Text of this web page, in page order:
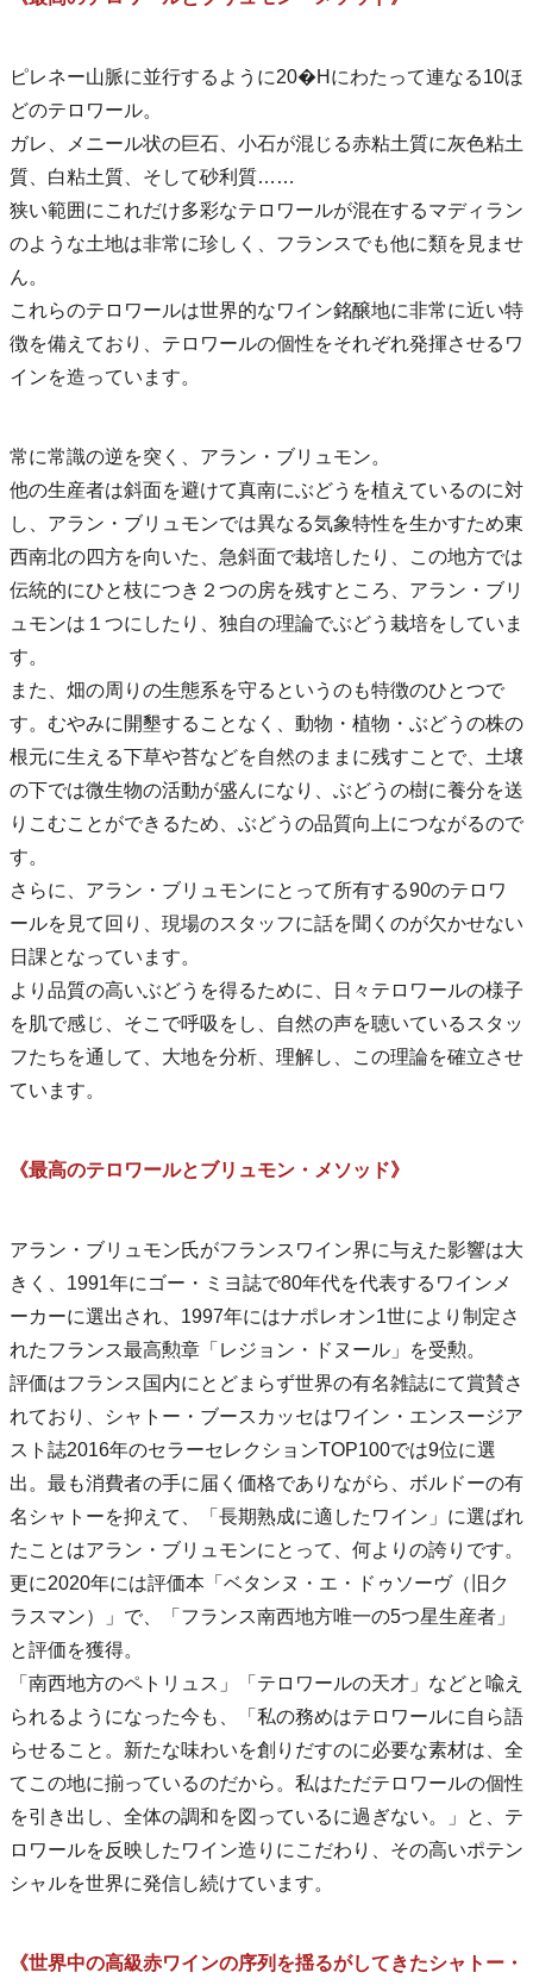
ピレネー山脈に並行するように20�Hにわたって連なる10ほ
どのテロワール。
ガレ、メニール状の巨石、小石が混じる赤粘土質に灰色粘土
質、白粘土質、そして砂利質……
狭い範囲にこれだけ多彩なテロワールが混在するマディラン
のような土地は非常に珍しく、フランスでも他に類を見ませ
ん。
これらのテロワールは世界的なワイン銘醸地に非常に近い特
徴を備えており、テロワールの個性をそれぞれ発揮させるワ
インを造っています。
常に常識の逆を突く、アラン・ブリュモン。
他の生産者は斜面を避けて真南にぶどうを植えているのに対
し、アラン・ブリュモンでは異なる気象特性を生かすため東
西南北の四方を向いた、急斜面で栽培したり、この地方では
伝統的にひと枝につき２つの房を残すところ、アラン・ブリ
ュモンは１つにしたり、独自の理論でぶどう栽培をしていま
す。
また、畑の周りの生態系を守るというのも特徴のひとつで
す。むやみに開墾することなく、動物・植物・ぶどうの株の
根元に生える下草や苔などを自然のままに残すことで、土壌
の下では微生物の活動が盛んになり、ぶどうの樹に養分を送
りこむことができるため、ぶどうの品質向上につながるので
す。
さらに、アラン・ブリュモンにとって所有する90のテロワ
ールを見て回り、現場のスタッフに話を聞くのが欠かせない
日課となっています。
より品質の高いぶどうを得るために、日々テロワールの様子
を肌で感じ、そこで呼吸をし、自然の声を聴いているスタッ
フたちを通して、大地を分析、理解し、この理論を確立させ
ています。
《最高のテロワールとブリュモン・メソッド》
アラン・ブリュモン氏がフランスワイン界に与えた影響は大
きく、1991年にゴー・ミヨ誌で80年代を代表するワインメ
ーカーに選出され、1997年にはナポレオン1世により制定さ
れたフランス最高勲章「レジョン・ドヌール」を受勲。
評価はフランス国内にとどまらず世界の有名雑誌にて賞賛さ
れており、シャトー・ブースカッセはワイン・エンスージア
スト誌2016年のセラーセレクションTOP100では9位に選
出。最も消費者の手に届く価格でありながら、ボルドーの有
名シャトーを抑えて、「長期熟成に適したワイン」に選ばれ
たことはアラン・ブリュモンにとって、何よりの誇りです。
更に2020年には評価本「ベタンヌ・エ・ドゥソーヴ（旧ク
ラスマン）」で、「フランス南西地方唯一の5つ星生産者」
と評価を獲得。
「南西地方のペトリュス」「テロワールの天才」などと喩え
られるようになった今も、「私の務めはテロワールに自ら語
らせること。新たな味わいを創りだすのに必要な素材は、全
てこの地に揃っているのだから。私はただテロワールの個性
を引き出し、全体の調和を図っているに過ぎない。」と、テ
ロワールを反映したワイン造りにこだわり、その高いポテン
シャルを世界に発信し続けています。
《世界中の高級赤ワインの序列を揺るがしてきたシャトー・